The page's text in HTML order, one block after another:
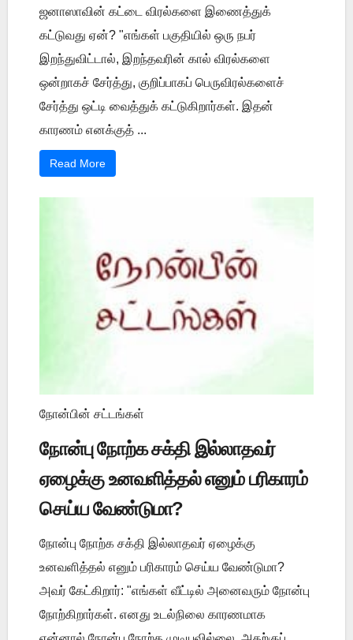
ஜனாஸாவின் கட்டை விரல்களை இணைத்துக்
கட்டுவது ஏன்? "எங்கள் பகுதியில் ஒரு நபர்
இறந்துவிட்டால், இறந்தவரின் கால் விரல்களை
ஒன்றாகச் சேர்த்து, குறிப்பாகப் பெருவிரல்களைச்
சேர்த்து ஒட்டி வைத்துக் கட்டுகிறார்கள். இதன்
காரணம் எனக்குத் ...
Read More
நோன்பின் சட்டங்கள்
நோன்பு நோற்க சக்தி இல்லாதவர்
ஏழைக்கு உனவளித்தல் எனும் பரிகாரம்
செய்ய வேண்டுமா?
நோன்பு நோற்க சக்தி இல்லாதவர் ஏழைக்கு
உனவளித்தல் எனும் பரிகாரம் செய்ய வேண்டுமா?
அவர் கேட்கிறார்: "எங்கள் வீட்டில் அனைவரும் நோன்பு
நோற்கிறார்கள். எனது உடல்நிலை காரணமாக